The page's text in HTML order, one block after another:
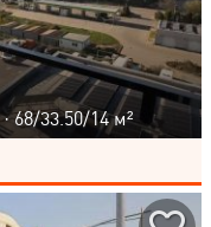
68/33.50/14 м²